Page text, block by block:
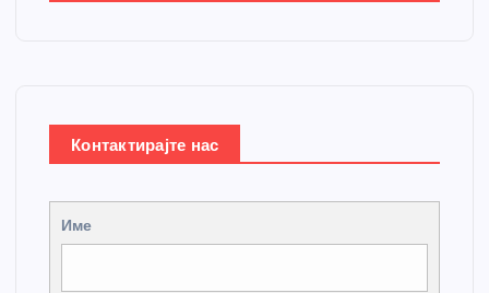
Контактирајте нас
Име